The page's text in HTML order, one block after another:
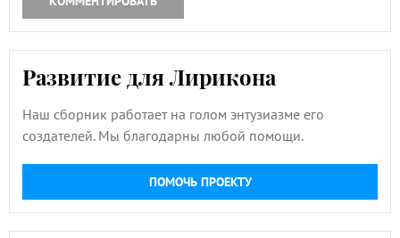
Развитие для Лирикона
Наш сборник работает на голом энтузиазме его
создателей. Мы благодарны любой помощи.
ПОМОЧЬ ПРОЕКТУ